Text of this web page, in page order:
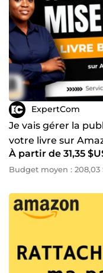
ExpertCom
Je vais gérer la
votre livre sur
À partir de 31,35
Budget moyen : 208,03